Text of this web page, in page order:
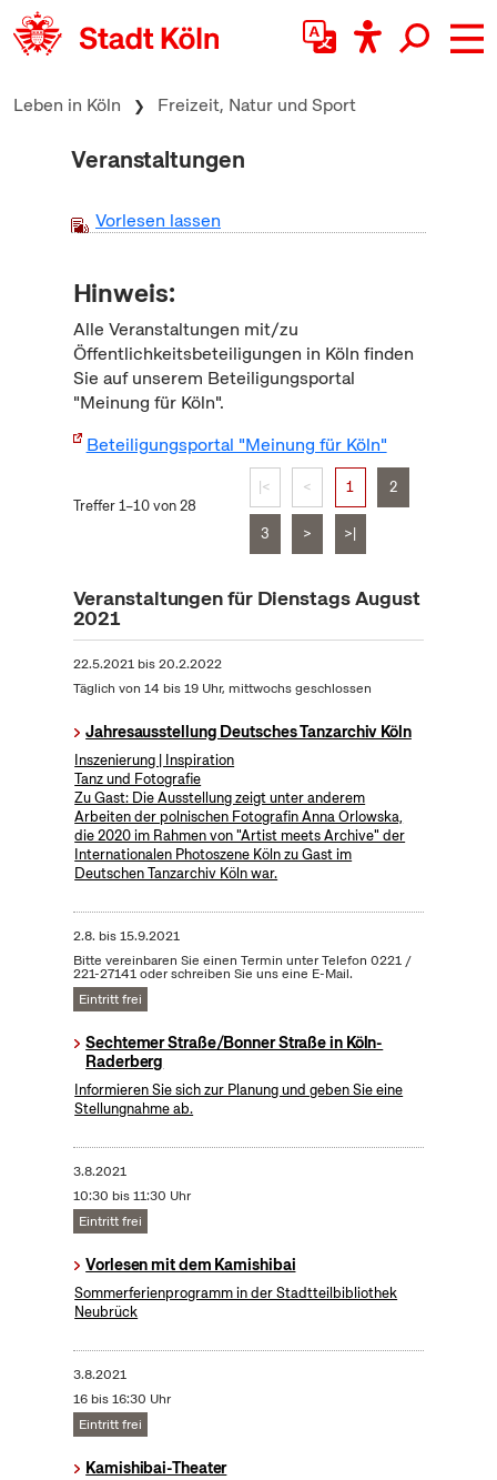
zum Inhalt springen
Leben in Köln Freizeit, Natur und Sport
Veranstaltungen
Vorlesen lassen
Hinweis:
Alle Veranstaltungen mit/zu
Öffentlichkeitsbeteiligungen in Köln finden
Sie auf unserem Beteiligungsportal
"Meinung für Köln".
Beteiligungsportal "Meinung für Köln"
Treffer 1–10 von 28
|< < 1 2
3 > >|
Veranstaltungen für Dienstags August
2021
22.5.2021bis20.2.2022
Täglich von 14 bis 19 Uhr, mittwochs geschlossen
Jahresausstellung Deutsches Tanzarchiv Köln
Inszenierung | Inspiration
Tanz und Fotografie
Zu Gast: Die Ausstellung zeigt unter anderem
Arbeiten der polnischen Fotografin Anna Orlowska,
die 2020 im Rahmen von "Artist meets Archive" der
Internationalen Photoszene Köln zu Gast im
Deutschen Tanzarchiv Köln war.
2.8. bis15.9.2021
Bitte vereinbaren Sie einen Termin unter Telefon 0221 /
221-27141 oder schreiben Sie uns eine E-Mail.
Eintritt frei
Sechtemer Straße/Bonner Straße in Köln-
Raderberg
Informieren Sie sich zur Planung und geben Sie eine
Stellungnahme ab.
3.8.2021
10:30 bis 11:30 Uhr
Eintritt frei
Vorlesen mit dem Kamishibai
Sommerferienprogramm in der Stadtteilbibliothek
Neubrück
3.8.2021
16 bis 16:30 Uhr
Eintritt frei
Kamishibai-Theater